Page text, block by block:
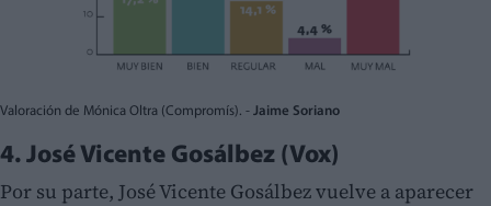
Valoración de Mónica Oltra (Compromís). - Jaime Soriano
4. José Vicente Gosálbez (Vox)
Por su parte, José Vicente Gosálbez vuelve a aparecer